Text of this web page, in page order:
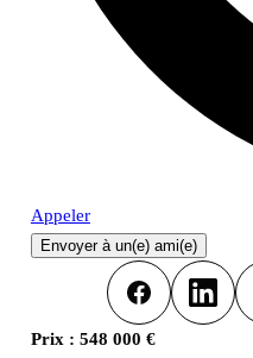
Appeler
Envoyer à un(e) ami(e)
Facebook
Prix : 548 000 €